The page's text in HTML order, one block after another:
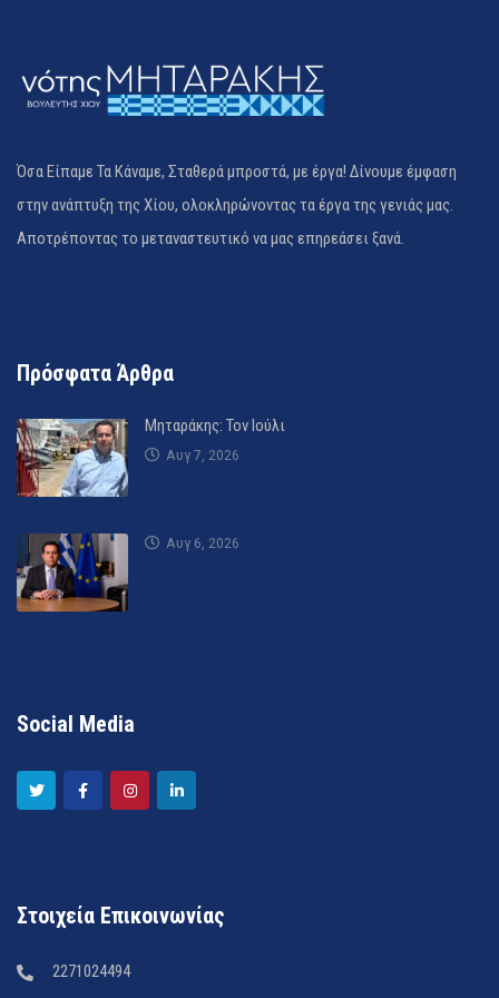
Όσα Είπαμε Τα Κάναμε, Σταθερά μπροστά, με έργα! Δίνουμε έμφαση
στην ανάπτυξη της Χίου, ολοκληρώνοντας τα έργα της γενιάς μας.
Αποτρέποντας το μεταναστευτικό να μας επηρεάσει ξανά.
Πρόσφατα Άρθρα
Μηταράκης: Τον Ιούλι
Αυγ 7, 2026
Αυγ 6, 2026
Social Media
Στοιχεία Επικοινωνίας
2271024494